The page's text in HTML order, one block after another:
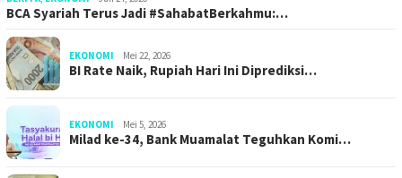
BCA Syariah Terus Jadi #SahabatBerkahmu:…
EKONOMI Mei 22, 2026
BI Rate Naik, Rupiah Hari Ini Diprediksi…
EKONOMI Mei 5, 2026
Milad ke-34, Bank Muamalat Teguhkan Komi…